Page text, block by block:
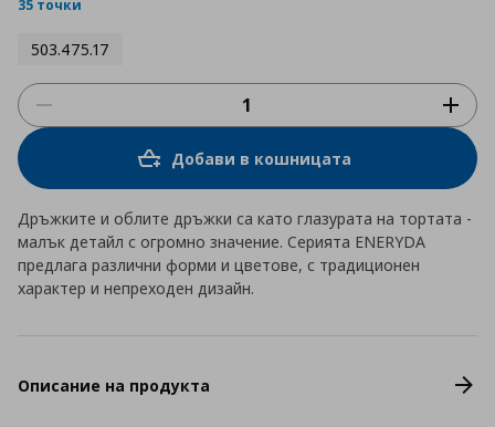
35 точки
503.475.17
Добави в кошницата
Дръжките и облите дръжки са като глазурата на тортата -
малък детайл с огромно значение. Серията ENERYDA
предлага различни форми и цветове, с традиционен
характер и непреходен дизайн.
Описание на продукта